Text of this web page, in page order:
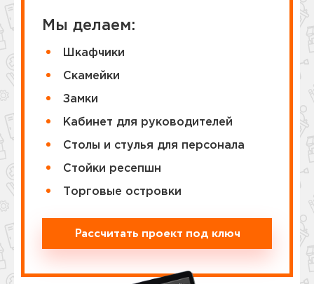
Мы делаем:
Шкафчики
Cкамейки
Замки
Кабинет для руководителей
Столы и стулья для персонала
Стойки ресепшн
Торговые островки
Рассчитать проект под ключ